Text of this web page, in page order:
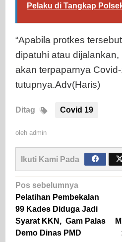
Pelaku di Tangkap
“Apabila protkes
dipatuhi atau
akan terpaparnya Covid-
tutupnya.Adv(Haris)
Ditag Covid 19
oleh admin
Ikuti Kami Pada
Navigasi
pos
Pos sebelumnya
Pelatihan Pembekalan
99 Kades Diduga Jadi
Syarat KKN, Gam Palas
Demo Dinas PMD